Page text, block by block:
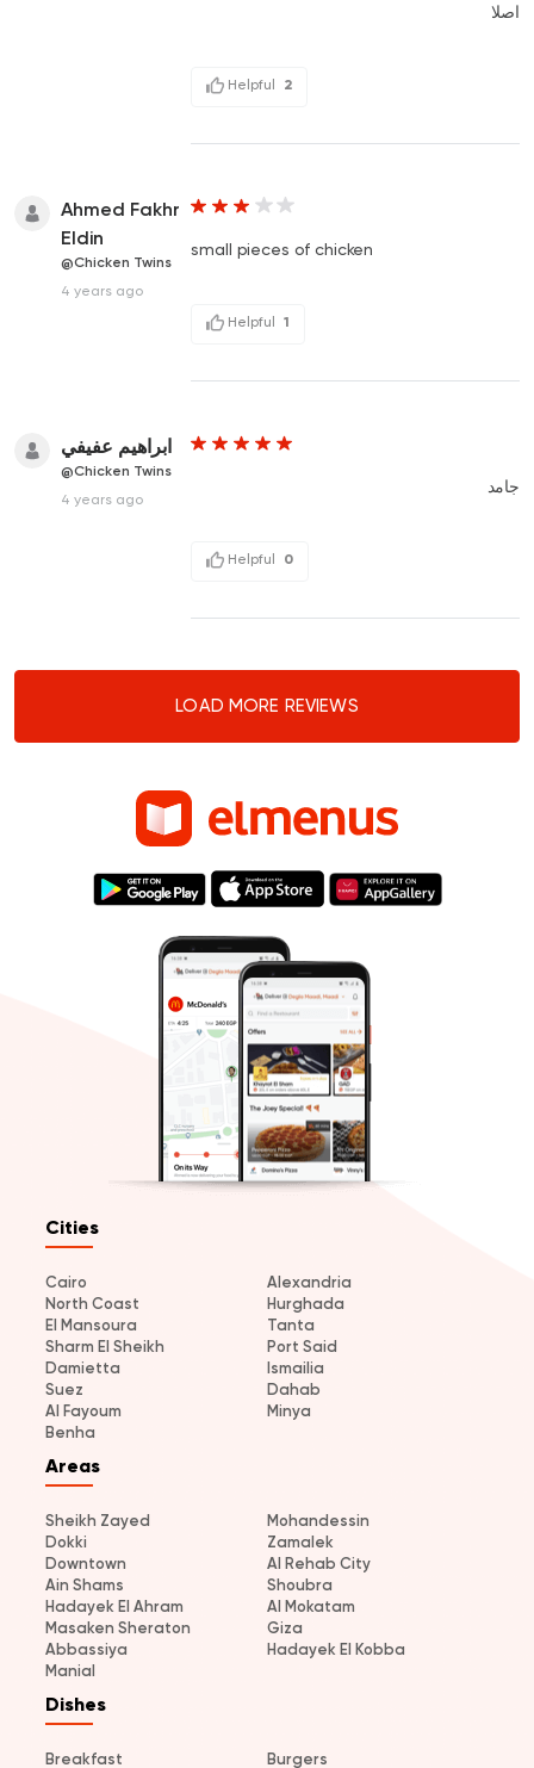
اصلا
Helpful 2
Ahmed Fakhr
Eldin
@Chicken Twins
4 years ago
small pieces of chicken
Helpful 1
ابراهيم عفيفي
@Chicken Twins
4 years ago
جامد
Helpful 0
LOAD MORE REVIEWS
Cities
Cairo
Alexandria
North Coast
Hurghada
El Mansoura
Tanta
Sharm El Sheikh
Port Said
Damietta
Ismailia
Suez
Dahab
Al Fayoum
Minya
Benha
Areas
Sheikh Zayed
Mohandessin
Dokki
Zamalek
Downtown
Al Rehab City
Ain Shams
Shoubra
Hadayek El Ahram
Al Mokatam
Masaken Sheraton
Giza
Abbassiya
Hadayek El Kobba
Manial
Dishes
Breakfast Burgers